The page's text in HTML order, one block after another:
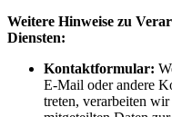
Weitere Hinweise zu
Diensten:
Kontaktformular:
E-Mail oder andere
treten, verarbeiten